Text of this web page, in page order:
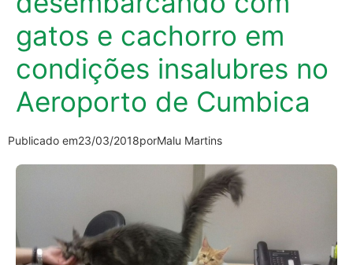
gatos e cachorro em
condições insalubres no
Aeroporto de Cumbica
Publicado em23/03/2018porMalu Martins